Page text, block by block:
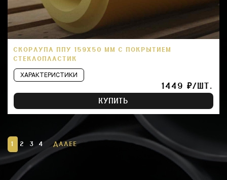
СКОРЛУПА ППУ 159Х50 ММ С ПОКРЫТИЕМ
СТЕКЛОПЛАСТИК
ХАРАКТЕРИСТИКИ
1449 ₽/ШТ.
КУПИТЬ
1 2 3 4 ДАЛЕЕ